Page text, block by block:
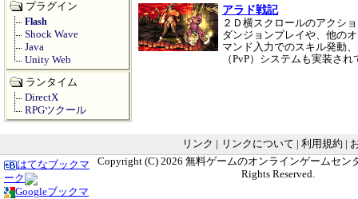
アラド戦記
２Ｄ横スクロールのアクシ
ダンジョンプレイや、他の
マンド入力でのスキル発動
（PvP）システムも実装さ
プラグイン
Flash
Shock Wave
Java
Unity Web
ランタイム
DirectX
RPGツクール
リンク リンクについて 利用規約
はてなブックマ
ーク
Googleブックマ
Copyright (C) 2026 無料ゲームのオンラインゲームセン
Rights Reserved.